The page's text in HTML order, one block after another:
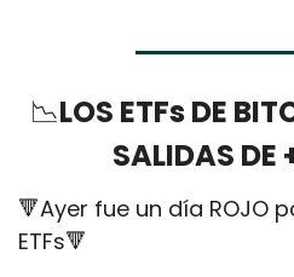
📉LOS ETFs DE
SALIDAS
🔻Ayer fue un día ROJO
ETFs🔻